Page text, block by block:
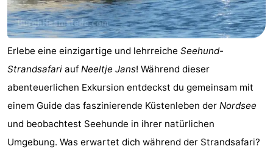
Erlebe eine einzigartige und lehrreiche Seehund-
Strandsafari auf Neeltje Jans! Während dieser
abenteuerlichen Exkursion entdeckst du gemeinsam mit
einem Guide das faszinierende Küstenleben der Nordsee
und beobachtest Seehunde in ihrer natürlichen
Umgebung. Was erwartet dich während der Strandsafari?